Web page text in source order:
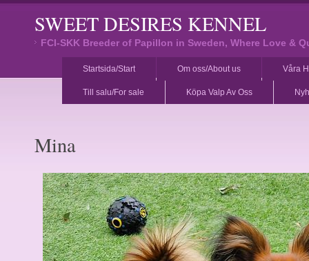
SWEET DESIRES KENNEL
FCI-SKK Breeder of Papillon in Sweden, Where Love &
Startsida/Start Om oss/About us Våra
Till salu/For sale Köpa Valp Av Oss
Mina